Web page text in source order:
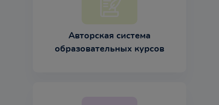
Авторская система
образовательных курсов